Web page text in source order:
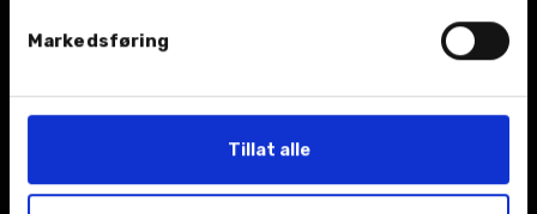
Markedsføring
Tillat alle
Verksted